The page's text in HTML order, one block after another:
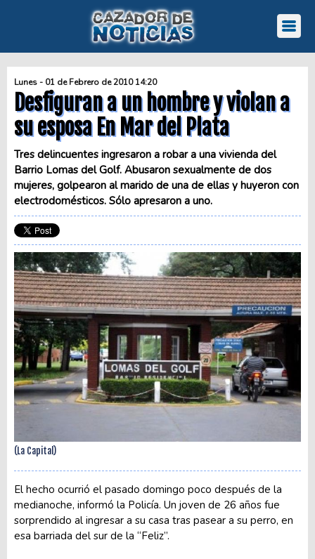
Lunes - 01 de Febrero de 2010 14:20
Desfiguran a un hombre y violan a
su esposa En Mar del Plata
Tres delincuentes ingresaron a robar a una vivienda del
Barrio Lomas del Golf. Abusaron sexualmente de dos
mujeres, golpearon al marido de una de ellas y huyeron con
electrodomésticos. Sólo apresaron a uno.
(La Capital)
El hecho ocurrió el pasado domingo poco después de la
medianoche, informó la Policía. Un joven de 26 años fue
sorprendido al ingresar a su casa tras pasear a su perro, en
esa barriada del sur de la “Feliz”.